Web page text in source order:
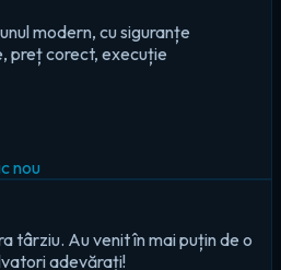
târziu. Au venit în mai puțin de o
adevărați!
·Urgență — pană totală
casa și un sistem smart pentru
mulțumit!